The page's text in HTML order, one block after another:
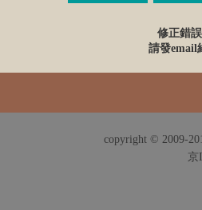
修正錯
請發email
copyright © 2009-
京